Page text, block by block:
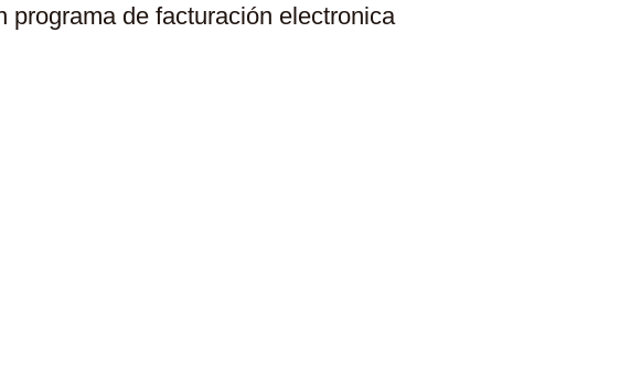
programa de facturación electronica